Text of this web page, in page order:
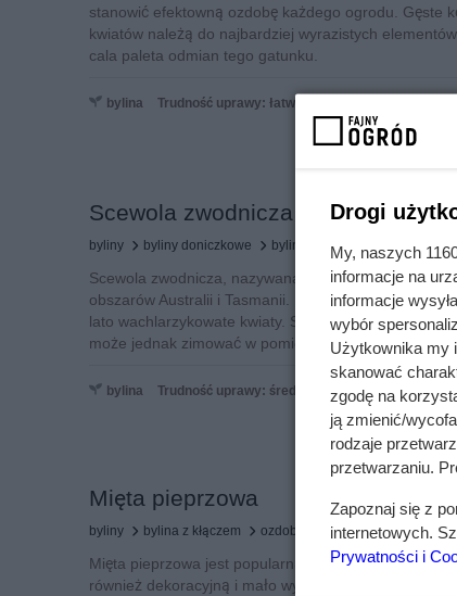
stanowić efektowną ozdobę każdego ogrodu. Gęste
kwiatów należą do najbardziej wyrazistych
cala paleta odmian tego gatunku.
bylina Trudność uprawy: łatwa
Scewola zwodnicza
byliny byliny doniczkowe byliny ozdobne
Scewola zwodnicza, nazywana niebieską albo
obszarów Australii i Tasmanii. Na długich, płożących
lato wachlarzykowate kwiaty. Scewola traktowana
może jednak zimować w pomieszczeniu i rosnąć
bylina Trudność uprawy: średnia
Mięta pieprzowa
byliny bylina z kłączem ozdobna i użytkowa
Mięta pieprzowa jest popularną i lubianą rośliną
również dekoracyjną i mało wymagającą. Jest
Drogi
My, naszych
informacje na
informacje
wybór
Użytkownika my
skanować
zgodę na
ją zmienić/
rodzaje
przetwarzaniu.
Zapoznaj się z
internetowych.
Prywatności i